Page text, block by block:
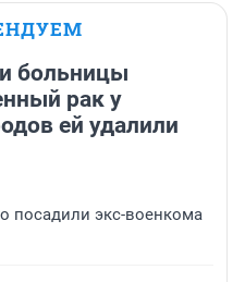
больницы
рак у
ей удалили
посадили экс-военкома